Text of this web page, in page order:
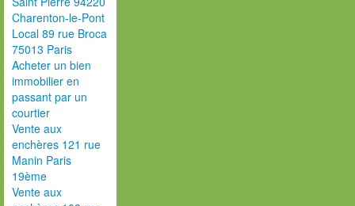
Charenton-le-Pont
Local 89 rue Broca
75013 Paris
Acheter un bien
immobilier en
passant par un
courtier
Vente aux
enchères 121 rue
Manin Paris
19ème
Vente aux